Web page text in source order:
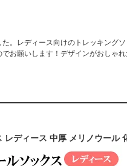
。レディース向けのトレッキングソ
お願いします！デザインがおしゃれ